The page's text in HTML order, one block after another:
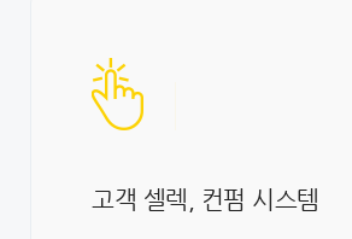
고객 셀렉, 컨펌 시스템